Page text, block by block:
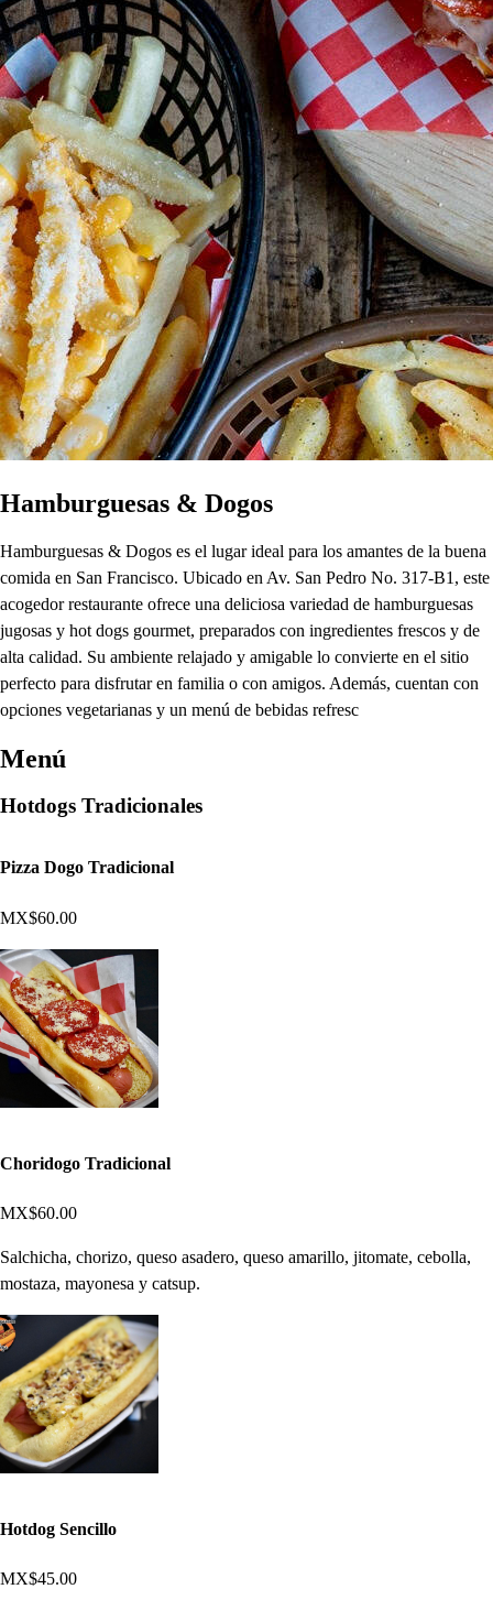
Hamburguesas & Dogos
Hamburguesas & Dogos es el lugar ideal para los amantes de la buena
comida en San Francisco. Ubicado en Av. San Pedro No. 317-B1, este
acogedor restaurante ofrece una deliciosa variedad de hamburguesas
jugosas y hot dogs gourmet, preparados con ingredientes frescos y de
alta calidad. Su ambiente relajado y amigable lo convierte en el sitio
perfecto para disfrutar en familia o con amigos. Además, cuentan con
opciones vegetarianas y un menú de bebidas refresc
Menú
Hotdogs Tradicionales
Pizza Dogo Tradicional
MX$60.00
Choridogo Tradicional
MX$60.00
Salchicha, chorizo, queso asadero, queso amarillo, jitomate, cebolla,
mostaza, mayonesa y catsup.
Hotdog Sencillo
MX$45.00